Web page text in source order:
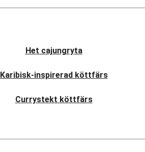
Het cajungryta
Karibisk-inspirerad köttfärs
Currystekt köttfärs